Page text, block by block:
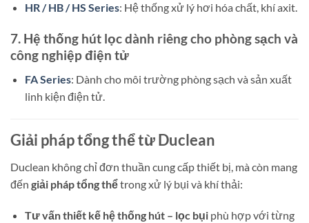
HR / HB / HS Series: Hệ thống xử lý hơi hóa chất, khí axit.
7. Hệ thống hút lọc dành riêng cho phòng sạch và
công nghiệp điện tử
FA Series: Dành cho môi trường phòng sạch và sản xuất
linh kiện điện tử.
Giải pháp tổng thể từ Duclean
Duclean không chỉ đơn thuần cung cấp thiết bị, mà còn mang
đến giải pháp tổng thểtrong xử lý bụi và khí thải:
Tư vấn thiết kế hệ thống hút – lọc bụiphù hợp với từng